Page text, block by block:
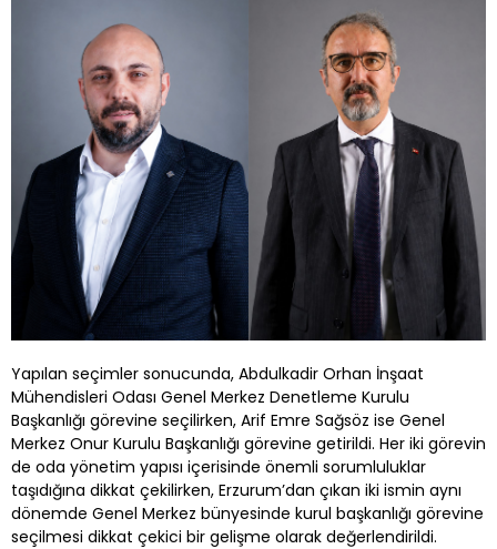
Yapılan seçimler sonucunda, Abdulkadir Orhan İnşaat
Mühendisleri Odası Genel Merkez Denetleme Kurulu
Başkanlığı görevine seçilirken, Arif Emre Sağsöz ise Genel
Merkez Onur Kurulu Başkanlığı görevine getirildi. Her iki görevin
de oda yönetim yapısı içerisinde önemli sorumluluklar
taşıdığına dikkat çekilirken, Erzurum’dan çıkan iki ismin aynı
dönemde Genel Merkez bünyesinde kurul başkanlığı görevine
seçilmesi dikkat çekici bir gelişme olarak değerlendirildi.